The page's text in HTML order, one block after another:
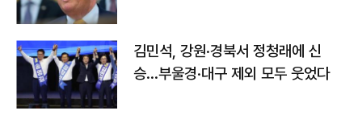
김민석, 강원·경북서 정청래에 신
승…부울경·대구 제외 모두 웃었다